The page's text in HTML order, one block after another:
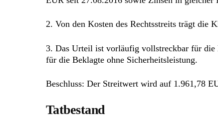
2. Von den Kosten des Rechtsstreits trägt die
3. Das Urteil ist vorläufig vollstreckbar für die
für die Beklagte ohne Sicherheitsleistung.
Beschluss: Der Streitwert wird auf 1.961,78
Tatbestand